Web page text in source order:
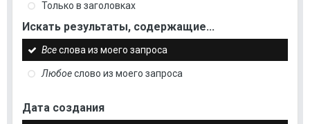
Только в заголовках
Искать результаты, содержащие...
Всеслова из моего запроса
Любоеслово из моего запроса
Дата создания